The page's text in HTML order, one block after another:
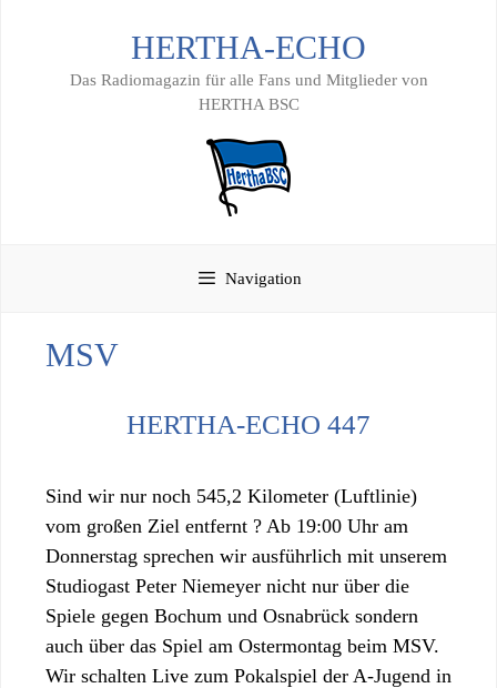
HERTHA-ECHO
Das Radiomagazin für alle Fans und Mitglieder von
HERTHA BSC
Navigation
MSV
HERTHA-ECHO 447
Sind wir nur noch 545,2 Kilometer (Luftlinie)
vom großen Ziel entfernt ? Ab 19:00 Uhr am
Donnerstag sprechen wir ausführlich mit unserem
Studiogast Peter Niemeyer nicht nur über die
Spiele gegen Bochum und Osnabrück sondern
auch über das Spiel am Ostermontag beim MSV.
Wir schalten Live zum Pokalspiel der A-Jugend in